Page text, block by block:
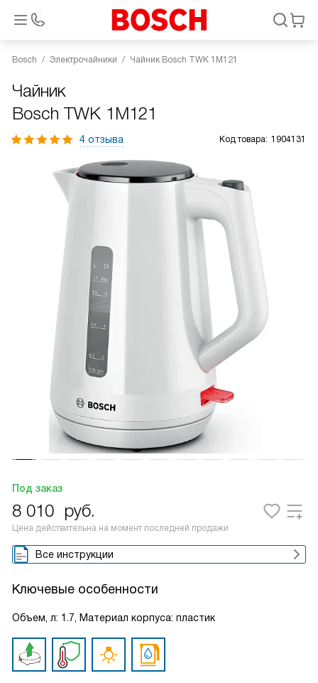
Bosch Электрочайники Чайник Bosch TWK 1M121
Чайник
Bosch TWK 1M121
4 отзыва Код товара: 1904131
Под заказ
8 010 руб.
Цена действительна на момент последней продажи
Все инструкции
Ключевые особенности
Объем, л: 1.7, Материал корпуса: пластик